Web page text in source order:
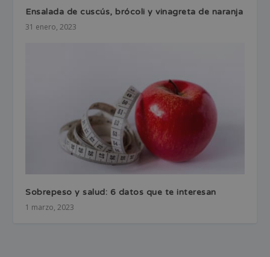
Ensalada de cuscús, brócoli y vinagreta de naranja
31 enero, 2023
Sobrepeso y salud: 6 datos que te interesan
1 marzo, 2023